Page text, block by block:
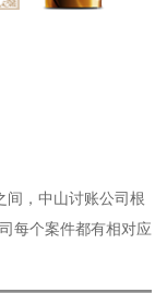
间，中山讨账公司根
每个案件都有相对应